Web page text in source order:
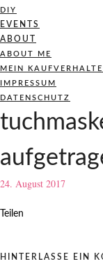
DIY
EVENTS
ABOUT
ABOUT ME
MEIN
IMPRESSUM
DATENSCHUTZ
24. August 2017
Teilen
HINTERLASSE EIN